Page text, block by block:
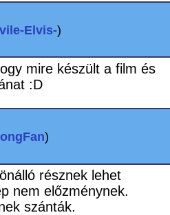
Elvis-)
mire készült a film és
:D
)
résznek lehet
nem előzménynek.
szánták.